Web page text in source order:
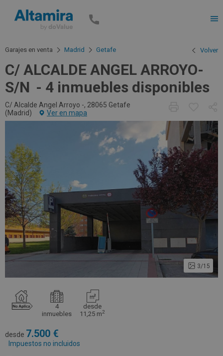
Garajes en venta Madrid Getafe Volver
C/ ALCALDE ANGEL ARROYO-
S/N
4 inmuebles disponibles
C/ Alcalde Angel Arroyo -, 28065 Getafe
(Madrid) Ver en mapa
3/15
4
inmuebles
desde
11,25 m2
desde 7.500
Impuestos no incluidos